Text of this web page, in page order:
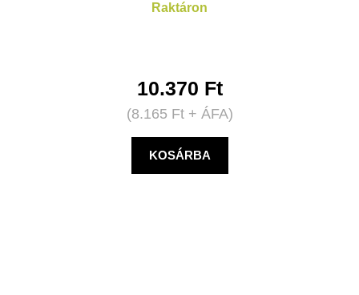
Raktáron
10.370 Ft
(8.165 Ft+ ÁFA)
KOSÁRBA